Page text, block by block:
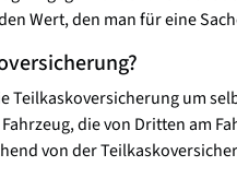
Wert, den man für eine
Teilkaskoversicherung um
die von Dritten am
von der